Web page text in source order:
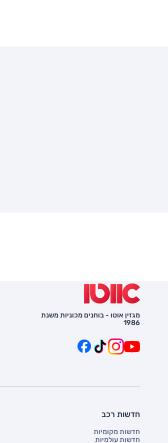
מגזין אוטו - בוחנים מכוניות משנת
1986
חדשות רכב
חדשות מקומיות
חדשות עולמיות